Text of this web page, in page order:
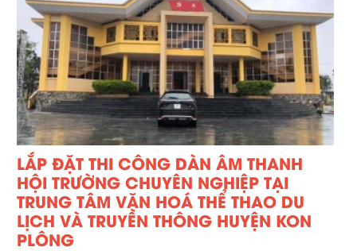
LẮP ĐẶT THI CÔNG DÀN ÂM THANH
HỘI TRƯỜNG CHUYÊN NGHIỆP TẠI
TRUNG TÂM VĂN HOÁ THỂ THAO DU
LỊCH VÀ TRUYỀN THÔNG HUYỆN KON
PLÔNG